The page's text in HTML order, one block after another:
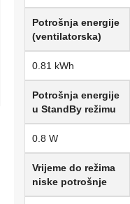
Potrošnja energije
(ventilatorska)
0.81 kWh
Potrošnja energije
u StandBy režimu
0.8 W
Vrijeme do režima
niske potrošnje